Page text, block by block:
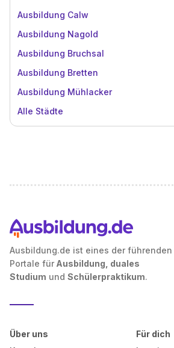
Ausbildung Calw
Ausbildung Nagold
Ausbildung Bruchsal
Ausbildung Bretten
Ausbildung Mühlacker
Alle Städte
Ausbildung.de ist eines der führenden
Portale für Ausbildung, duales
Studium und Schülerpraktikum.
Über uns
Für dich